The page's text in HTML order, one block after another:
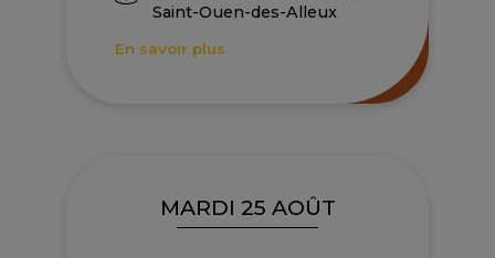
Saint-Ouen-des-Alleux
En savoir plus
MARDI 25 AOÛT